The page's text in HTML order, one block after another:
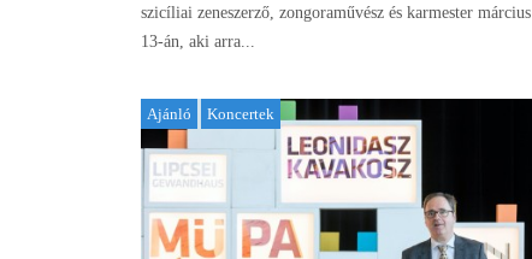
szicíliai zeneszerző, zongoraművész és karmester március
13-án, aki arra...
Ajánló Koncertek